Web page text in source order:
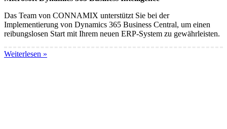
Das Team von CONNAMIX unterstützt Sie bei der
Implementierung von Dynamics 365 Business Central, um einen
reibungslosen Start mit Ihrem neuen ERP-System zu gewährleisten.
Weiterlesen »